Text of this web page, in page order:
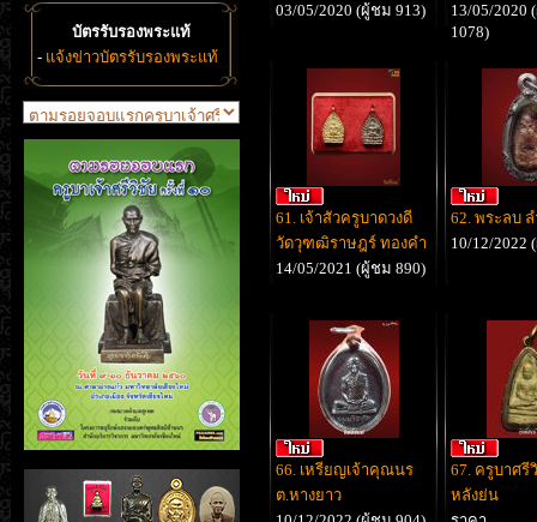
บัตรรับรองพระแท้
- แจ้งข่าวบัตรรับรองพระแท้
03/05/2020 (ผู้ชม 913)
13/05/2020
1078)
61. เจ้าสัวครูบาดวงดี
วัดวุฑฒิราษฎร์ ทองคำ
14/05/2021 (ผู้ชม 890)
62. พระลบ
10/12/2022
66. เหรียญเจ้าคุณนร
ต.หางยาว
67. ครูบาศ
หลังย่น